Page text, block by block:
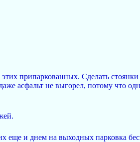
припаркованных. Сделать
асфальт не выгорел, потому что
еще и днем на выходных парковка